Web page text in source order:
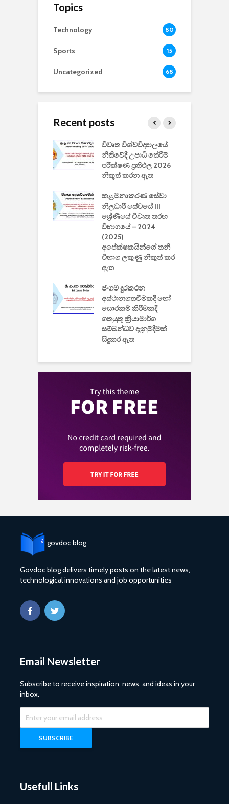
Topics
Technology 80
Sports 15
Uncategorized 68
Recent posts
විවෘත විශ්වවිද්‍යාලයේ
නීතිවේදී උපාධි තේරීම්
පරීක්ෂණ ප්‍රතිඵල 2026
නිකුත් කරන ඇත
කළමනාකරණ සේවා
නිලධාරී සේවයේ III
ශ්‍රේණියේ විවෘත තරඟ
විභාගයේ – 2024
(2025)
අපේක්ෂකයින්ගේ තනි
විභාග ලකුණු නිකුත් කර
ඇත
ජංගම දුරකථන
අස්ථානගතවීමකදී හෝ
සොරකම් කිරීමකදී
ගතයුතු ක්‍රියාමාර්ග
සම්බන්ධව දැනුම්දීමක්
සිදුකර ඇත
govdoc blog
Govdoc blog delivers timely posts on the latest news,
technological innovations and job opportunities
Email Newsletter
Subscribe to receive inspiration, news, and ideas in your
inbox.
Usefull Links